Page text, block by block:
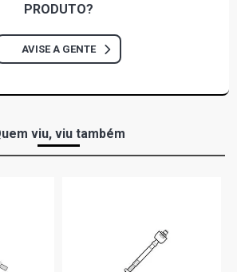
2.0 8V AP (2005 - 2009)
2.0 8V APK GASOLINA (1998 - 2014)
PRODUTO?
AVISE A GENTE
viu, viu também